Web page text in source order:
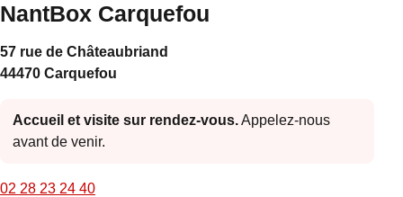
NantBox Carquefou
57 rue de Châteaubriand
44470 Carquefou
Accueil et visite sur rendez-vous.Appelez-nous
avant de venir.
02 28 23 24 40